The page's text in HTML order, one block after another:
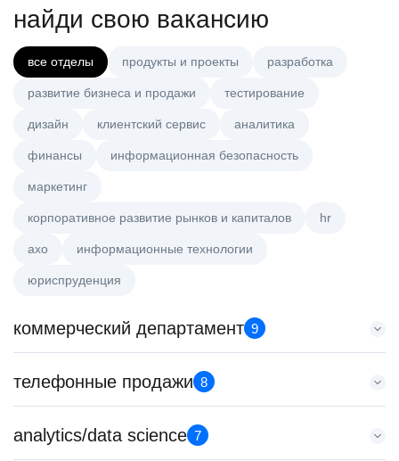
найди свою вакансию
все отделы продукты и проекты разработка
развитие бизнеса и продажи тестирование
дизайн клиентский сервис аналитика
финансы информационная безопасность
маркетинг
корпоративное развитие рынков и капиталов hr
axo информационные технологии
юриспруденция
коммерческий департамент 9
Старший аналитик клиентской эффективности
HeadHunter::Коммерческий департамент
з/п не указана
телефонные продажи 8
Менеджер по привлечению клиентов (B2B)
HeadHunter::Телефонные продажи
analytics/data science 7